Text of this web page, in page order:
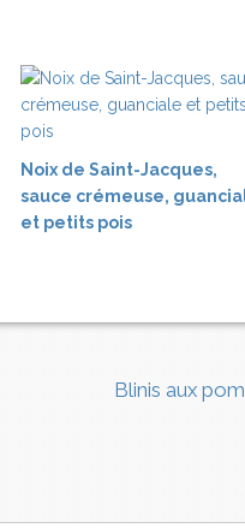
Noix de Saint-Jacques,
sauce crémeuse,
et petits pois
Blinis aux